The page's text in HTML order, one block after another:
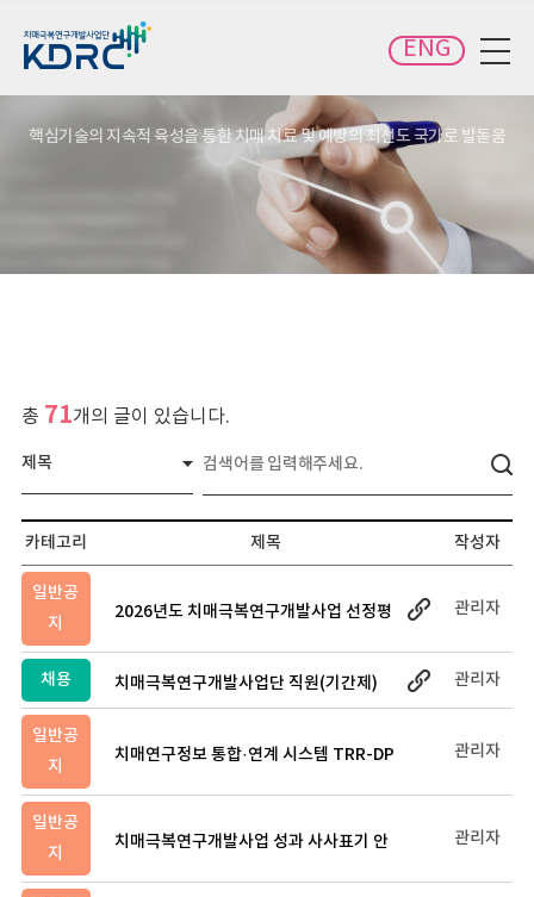
ENG
핵심기술의 지속적 육성을 통한 치매 치료 및 예방의 최선도 국가로 발돋움
총 71개의 글이 있습니다.
카테고리 제목 작성자
일반공
지
2026년도 치매극복연구개발사업 선정평
관리자
채용
치매극복연구개발사업단 직원(기간제)
채용 공고
관리자
일반공
지
치매연구정보 통합·연계 시스템 TRR-DP
관리자
일반공
지
치매극복연구개발사업 성과 사사표기 안
관리자